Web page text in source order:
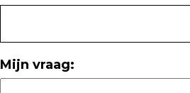
Mijn vraag: